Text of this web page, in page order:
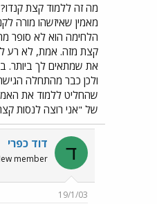
מה זה ללמוד קצת
מאמין שאיזשהו מורה
הלחימה הוא לא סופר
קצת מזה. אמת, לא רע
את שמתאים לך ביותר.
ולכן כבר מהתחלה
שהחליט ללמוד את
של "אני רוצה לנסות
ד דוד כפרי
member
19/1/03